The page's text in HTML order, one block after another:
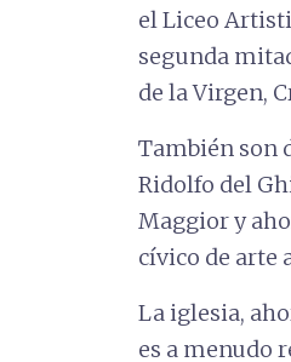
el Liceo
segunda
de la Virgen,
También son
Ridolfo del
Maggior y
cívico de arte
La iglesia,
es a menudo